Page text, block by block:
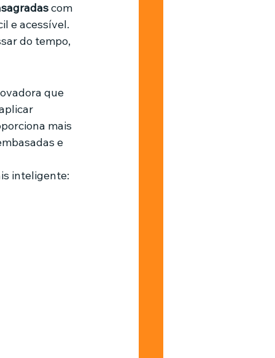
com
e acessível.
do tempo,
que
mais
e